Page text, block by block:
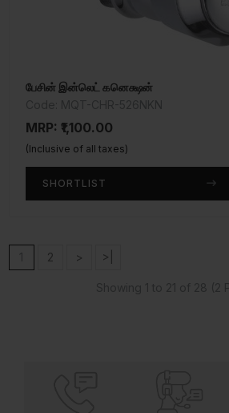
பேசின் இன்லெட் கனெக்ஷன்
MRP: ₹1,100.00
(Inclusive of all taxes)
SHORTLIST
2 > >|